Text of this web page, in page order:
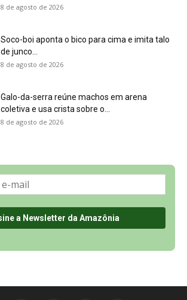
8 de agosto de 2026
Soco-boi aponta o bico para cima e imita talo
de junco...
8 de agosto de 2026
Galo-da-serra reúne machos em arena
coletiva e usa crista sobre o...
8 de agosto de 2026